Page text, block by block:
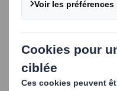
POURQUOI CHOISIR
DES DÉCHETS
PROCESSUS DE
Des avantages